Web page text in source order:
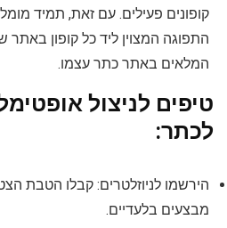
קופונים פעילים. עם זאת, תמיד
התפוגה המצוין ליד כל קופון באתר
המלאים באתר כתר עצמו.
טיפים לניצול
לכתר:
הירשמו לניוזלטרים: קבלו הטבת
מבצעים בלעדיים.